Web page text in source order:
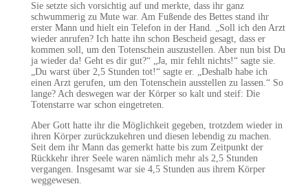
Sie setzte sich vorsichtig auf und merkte, dass ihr ganz
schwummerig zu Mute war. Am Fußende des Bettes stand ihr
erster Mann und hielt ein Telefon in der Hand. „Soll ich den Arzt
wieder anrufen? Ich hatte ihn schon Bescheid gesagt, dass er
kommen soll, um den Totenschein auszustellen. Aber nun bist Du
ja wieder da! Geht es dir gut?“ „Ja, mir fehlt nichts!“ sagte sie.
„Du warst über 2,5 Stunden tot!“ sagte er. „Deshalb habe ich
einen Arzt gerufen, um den Totenschein ausstellen zu lassen.“ So
lange? Ach deswegen war der Körper so kalt und steif: Die
Totenstarre war schon eingetreten.
Aber Gott hatte ihr die Möglichkeit gegeben, trotzdem wieder in
ihren Körper zurückzukehren und diesen lebendig zu machen.
Seit dem ihr Mann das gemerkt hatte bis zum Zeitpunkt der
Rückkehr ihrer Seele waren nämlich mehr als 2,5 Stunden
vergangen. Insgesamt war sie 4,5 Stunden aus ihrem Körper
weggewesen.